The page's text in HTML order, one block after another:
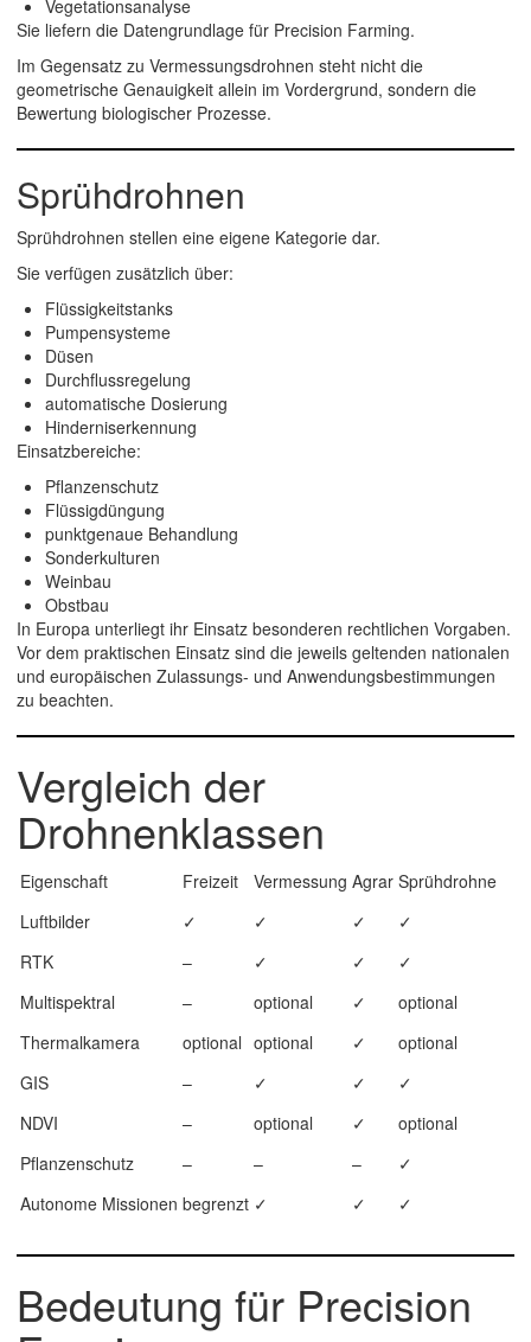
Vegetationsanalyse
Sie liefern die Datengrundlage für Precision Farming.
Im Gegensatz zu Vermessungsdrohnen steht nicht die
geometrische Genauigkeit allein im Vordergrund, sondern die
Bewertung biologischer Prozesse.
Sprühdrohnen
Sprühdrohnen stellen eine eigene Kategorie dar.
Sie verfügen zusätzlich über:
Flüssigkeitstanks
Pumpensysteme
Düsen
Durchflussregelung
automatische Dosierung
Hinderniserkennung
Einsatzbereiche:
Pflanzenschutz
Flüssigdüngung
punktgenaue Behandlung
Sonderkulturen
Weinbau
Obstbau
In Europa unterliegt ihr Einsatz besonderen rechtlichen Vorgaben.
Vor dem praktischen Einsatz sind die jeweils geltenden nationalen
und europäischen Zulassungs- und Anwendungsbestimmungen
zu beachten.
Vergleich der
Drohnenklassen
Eigenschaft Freizeit Vermessung Agrar Sprühdrohne
Luftbilder
✓ ✓ ✓
✓
RTK
– ✓ ✓
✓
Multispektral
– optional ✓
optional
Thermalkamera
optional optional ✓
optional
GIS
– ✓ ✓
✓
NDVI
– optional ✓
optional
Pflanzenschutz
– – –
✓
Autonome Missionen begrenzt ✓ ✓ ✓
Bedeutung für Precision